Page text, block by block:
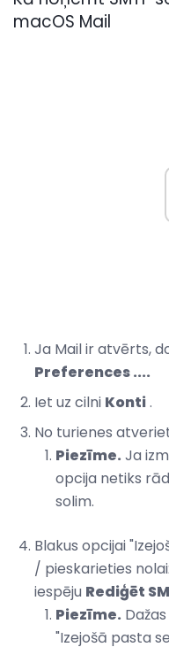
macOS Mail
Ja Mail ir atvērts,
Preferences ....
Iet uz cilni Konti.
No turienes
Piezīme. Ja
opcija netiks
solim.
Blakus opcijai
/ pieskarieties
iespēju Rediģēt
Piezīme.
"Izejošā pasta